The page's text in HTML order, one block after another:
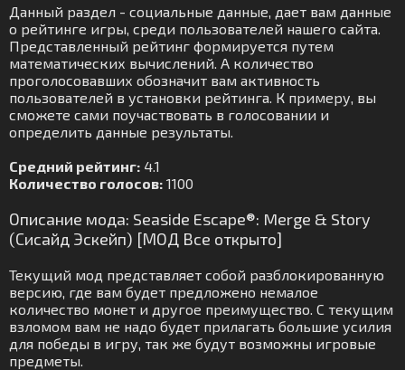
Данный раздел - социальные данные, дает вам данные
о рейтинге игры, среди пользователей нашего сайта.
Представленный рейтинг формируется путем
математических вычислений. А количество
проголосовавших обозначит вам активность
пользователей в установки рейтинга. К примеру, вы
сможете сами поучаствовать в голосовании и
определить данные результаты.
Средний рейтинг: 4.1
Количество голосов: 1100
Описание мода: Seaside Escape®: Merge & Story
(Сисайд Эскейп) [МОД Все открыто]
Текущий мод представляет собой разблокированную
версию, где вам будет предложено немалое
количество монет и другое преимущество. С текущим
взломом вам не надо будет прилагать большие усилия
для победы в игру, так же будут возможны игровые
предметы.